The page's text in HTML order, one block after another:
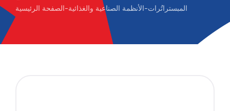
الصفحة الرئيسية -الأنظمة الصناعية والغذائية -المبستراتُرات